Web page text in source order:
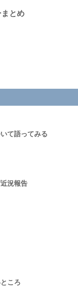
まとめ
て語ってみる
況報告
ころ